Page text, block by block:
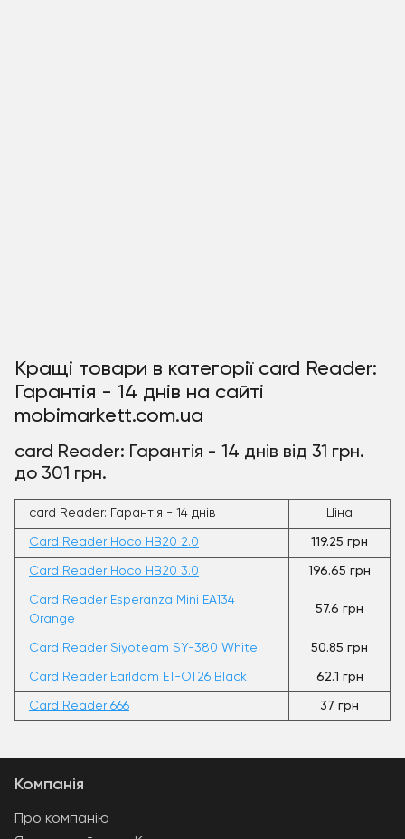
Кращі товари в категорії card Reader:
Гарантія - 14 днів на сайті
mobimarkett.com.ua
card Reader: Гарантія - 14 днів від 31 грн.
до 301 грн.
card Reader: Гарантія - 14 днів Ціна
Card Reader Hoco HB20 2.0 119.25 грн
Card Reader Hoco HB20 3.0 196.65 грн
Card Reader Esperanza Mini EA134
Orange
57.6 грн
Card Reader Siyoteam SY-380 White 50.85 грн
Card Reader Earldom ET-OT26 Black 62.1 грн
Card Reader 666 37 грн
Компанія
Про компанію